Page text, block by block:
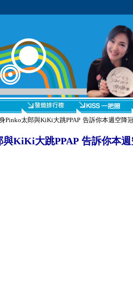
Pinko太郎與KiKi大跳PPAP 告訴你本週空降
KiKi大跳PPAP 告訴你本